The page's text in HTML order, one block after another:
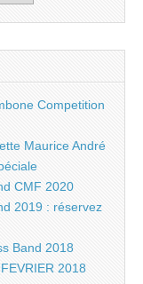
Competition
Maurice André
CMF 2020
2019 : réservez
Band 2018
2018